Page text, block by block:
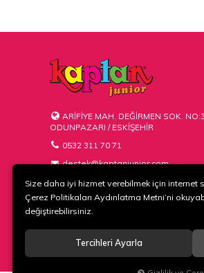
ARİFİYE MAH. DEĞİRMEN SOK.
ODUNPAZARI / ESKİŞEHİR
0532 311 70 71
destek@kaptanjunior.com
KAPTAN KUNDURA DERİ
Size daha iyi hizmet verebilmek için internet
Çerez Politikaları Aydınlatma Metni’ni
değiştirebilirsiniz.
Tercihleri Ayarla